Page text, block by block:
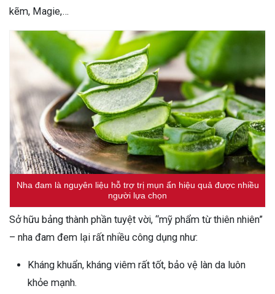
kẽm, Magie,…
Nha đam là nguyên liệu hỗ trợ trị mụn ẩn hiệu quả được nhiều
người lựa chọn
Sở hữu bảng thành phần tuyệt vời, “mỹ phẩm từ thiên nhiên”
– nha đam đem lại rất nhiều công dụng như:
Kháng khuẩn, kháng viêm rất tốt, bảo vệ làn da luôn
khỏe mạnh.